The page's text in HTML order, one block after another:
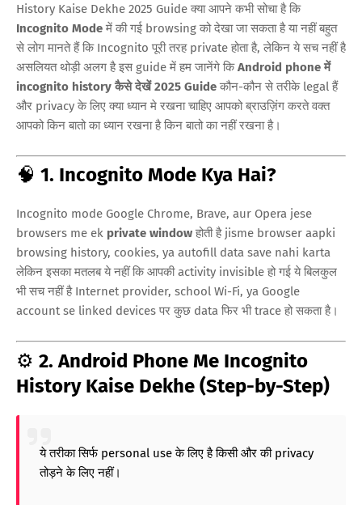
History Kaise Dekhe 2025 Guide क्या आपने कभी सोचा है कि
Incognito Mode में की गई browsing को देखा जा सकता है या नहीं बहुत
से लोग मानते हैं कि Incognito पूरी तरह private होता है, लेकिन ये सच नहीं है
असलियत थोड़ी अलग है इस guide में हम जानेंगे किAndroid phone में
incognito history कैसे देखें 2025 Guide कौन-कौन से तरीके legal हैं
और privacy के लिए क्या ध्यान मे रखना चाहिए आपको ब्राउज़िंग करते वक्त
आपको किन बातो का ध्यान रखना है किन बातो का नहीं रखना है।
🧠 1. Incognito Mode Kya Hai?
Incognito mode Google Chrome, Brave, aur Opera jese
browsers me ek private window होती है jisme browser aapki
browsing history, cookies, ya autofill data save nahi karta
लेकिन इसका मतलब ये नहीं कि आपकी activity invisible हो गई ये बिलकुल
भी सच नहीं है Internet provider, school Wi-Fi, ya Google
account se linked devices पर कुछ data फिर भी trace हो सकता है।
⚙️ 2. Android Phone Me Incognito
History Kaise Dekhe (Step-by-Step)
ये तरीका सिर्फ personal use के लिए है किसी और की privacy
तोड़ने के लिए नहीं।